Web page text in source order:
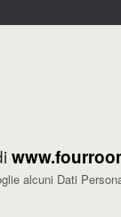
alcuni Dati